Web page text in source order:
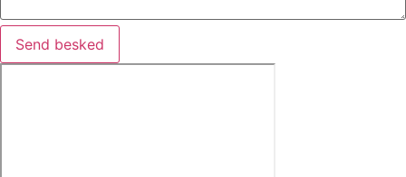
Send besked